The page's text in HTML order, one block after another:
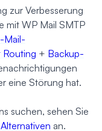
zur Verbesserung
mit WP Mail SMTP
Mail-
Routing + Backup-
eine Störung hat.
suchen, sehen Sie
an.